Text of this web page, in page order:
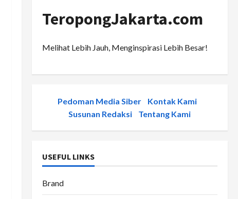
TeropongJakarta.com
Melihat Lebih Jauh, Menginspirasi Lebih Besar!
Pedoman Media Siber Kontak Kami
Susunan Redaksi
Tentang Kami
USEFUL LINKS
Brand